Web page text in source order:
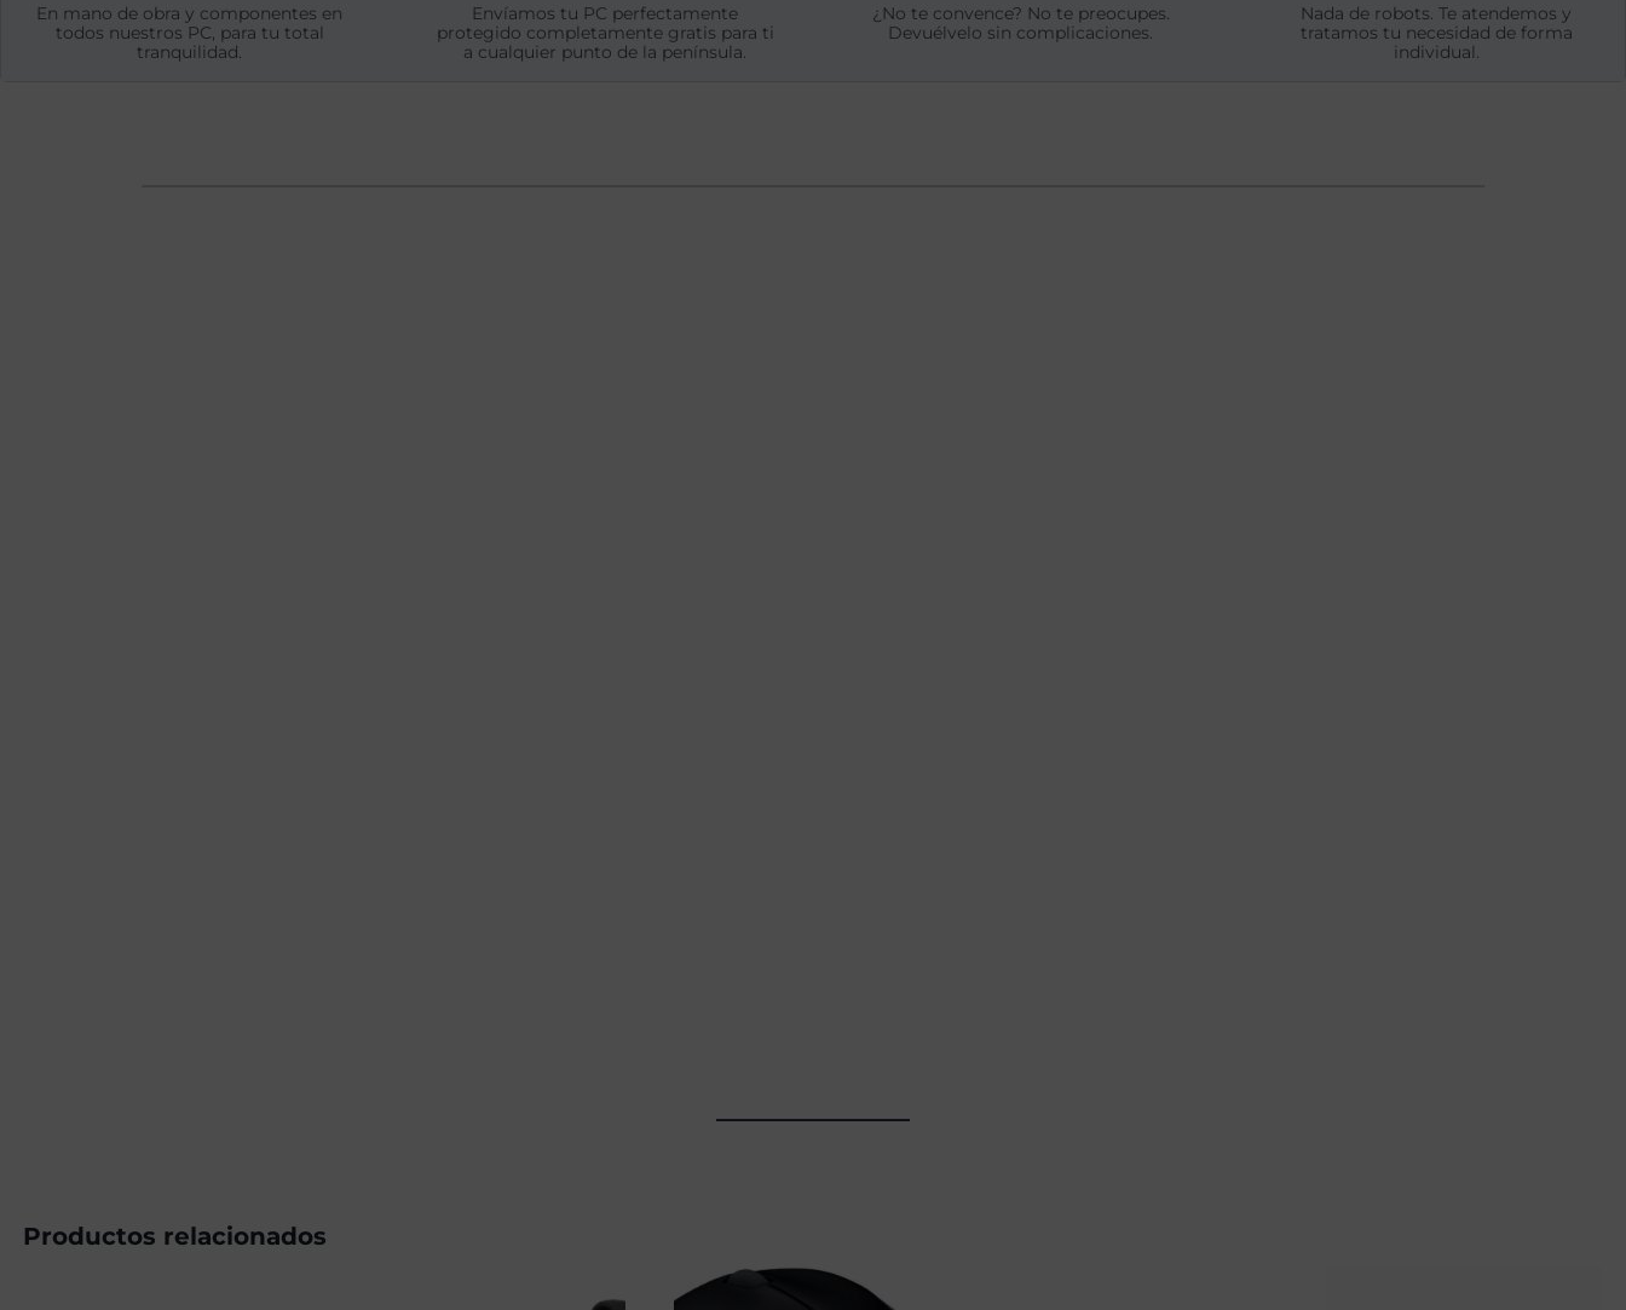
En mano de obra y componentes en
todos nuestros PC, para tu total
tranquilidad.
Envíamos tu PC perfectamente
protegido completamente gratis para ti
a cualquier punto de la península.
¿No te convence? No te preocupes.
Devuélvelo sin complicaciones.
Nada de robots. Te atendemos y
tratamos tu necesidad de forma
individual.
Productos relacionados